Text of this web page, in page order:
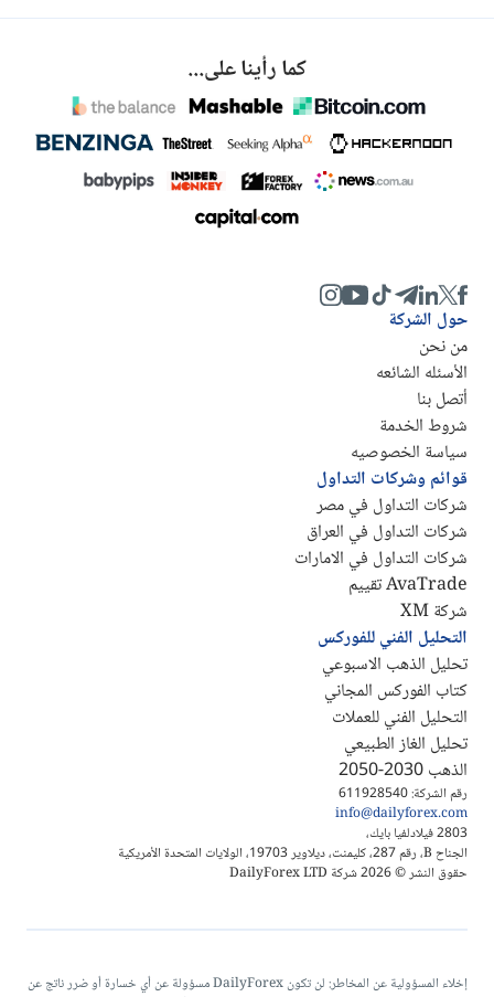
كما رأينا على...
رقم الشركة: 611928540
info@dailyforex.com
2803 فيلادلفيا بايك،
الجناح B، رقم 287، كليمنت، ديلاوير 19703، الولايات المتحدة الأمريكية
حقوق النشر © 2026 شركة DailyForex LTD
حول الشركة
من نحن
الأسئله الشائعه
أتصل بنا
شروط الخدمة
سياسة الخصوصيه
قوائم وشركات التداول
شركات التداول في مصر
شركات التداول في العراق
شركات التداول في الامارات
AvaTrade تقييم
شركة XM
التحليل الفني للفوركس
تحليل الذهب الاسبوعي
كتاب الفوركس المجاني
التحليل الفني للعملات
تحليل الغاز الطبيعي
الذهب 2030-2050
إخلاء المسؤولية عن المخاطر: لن تكون DailyForex مسؤولة عن أي خسارة أو ضرر ناتج عن